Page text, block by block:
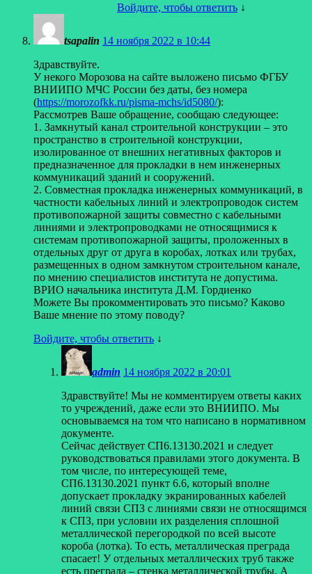
Войдите, чтобы ответить ↓
tsapalin 14 ноября 2022 в 10:44
Здравствуйте.
У некого Морозова на сайте выложено письмо ФГБУ
ВНИИПО МЧС России без даты, без номера
(https://morozofkk.ru/pisma-mchs/id5080/):
Рассмотрев Ваше обращение, сообщаю следующее:
1. Замкнутый канал строительной конструкции – это
пространство в строительной конструкции,
изолированное от внешних негативных факторов и
предназначенное для прокладки в нем инженерных
коммуникаций зданий и сооружений.
2. Совместная прокладка инженерных коммуникаций, в
частности кабельных линий и электропроводок систем
противопожарной защиты совместно с кабельными
линиями и электропроводками не относящимися к
системам противопожарной защиты, проложенных в
отдельных друг от друга в коробах, лотках или трубах,
размещенных в одном замкнутом строительном канале,
по мнению специалистов института не допустима.
ВРИО начальника института Д.М. Гордиенко
Можете Вы прокомментировать это письмо? Каково
Ваше мнение по этому поводу?
Войдите, чтобы ответить ↓
admin 14 ноября 2022 в 20:01
Здравствуйте! Мы не комментируем ответы каких
то учреждений, даже если это ВНИИПО. Мы
основываемся на том что написано в нормативном
документе.
Сейчас действует СП6.13130.2021 и следует
руководствоваться правилами этого документа. В
том числе, по интересующей теме,
СП6.13130.2021 пункт 6.6, который вполне
допускает прокладку экранированных кабелей
линий связи СПЗ с линиями связи не относящимся
к СПЗ, при условии их разделения сплошной
металлической перегородкой по всей высоте
короба (лотка). То есть, металлическая преграда
спасает! У отдельных металлических труб также
есть преграда – стенка металлической трубы. А